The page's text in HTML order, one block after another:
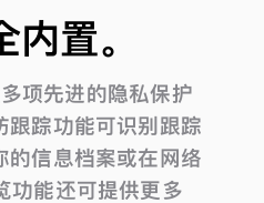
置。
项先进的隐私保护
跟踪功能可识别跟踪
的信息档案或在网络
功能还可提供更多